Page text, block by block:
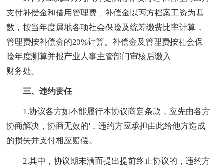
支付补偿金和借用管理费，补偿金以丙方档案工资为基
数，按当年度属地各项社会保险及统筹缴费比率计算，
管理费按补偿金的20%计算。补偿金及管理费按社会保
险年度测算并报产业人事主管部门审核后缴入_________
财务处。
三、违约责任
1.协议各方如不能履行本协议商定条款，应先由各方
协商解决，协商无效的'，违约方应承担由此给他方造成
的损失并支付相应赔偿。
2.其中，协议期未满而提出提前终止协议的，违约方